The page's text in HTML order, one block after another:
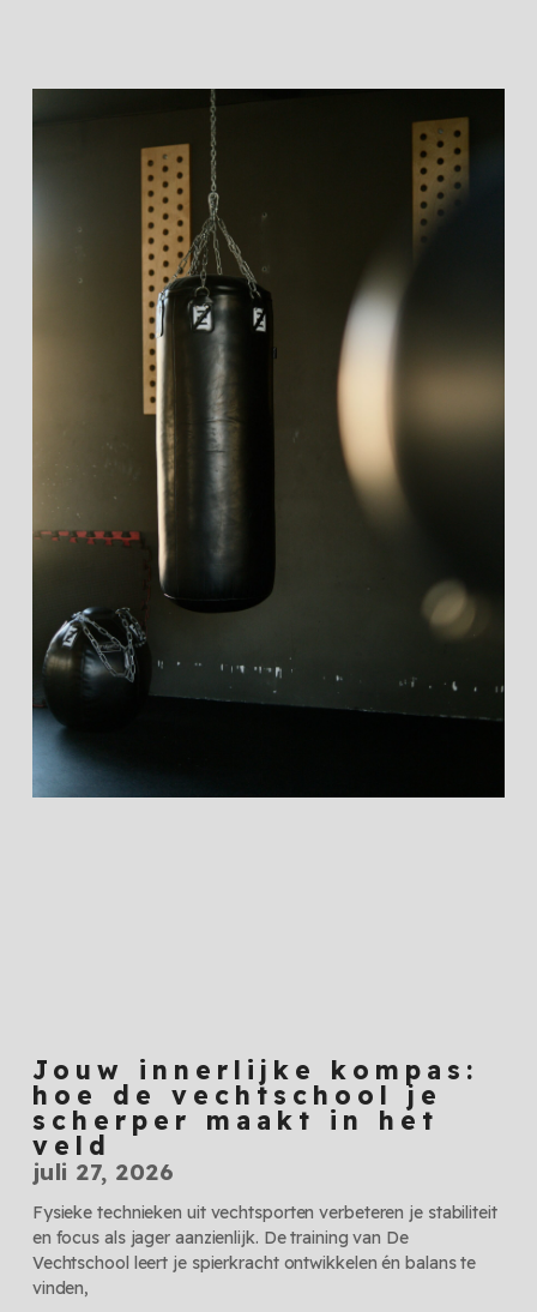
Jouw innerlijke kompas:
hoe de vechtschool je
scherper maakt in het
veld
juli 27, 2026
Fysieke technieken uit vechtsporten verbeteren je stabiliteit
en focus als jager aanzienlijk. De training van De
Vechtschool leert je spierkracht ontwikkelen én balans te
vinden,